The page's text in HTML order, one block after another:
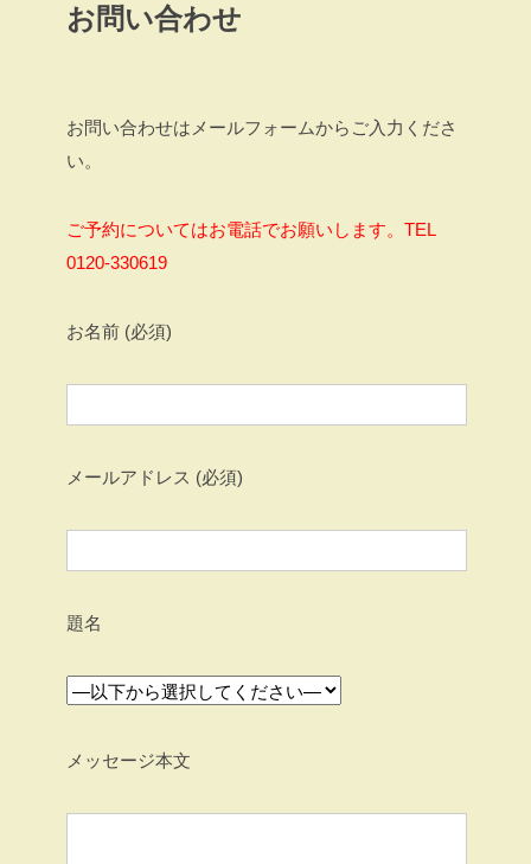
お問い合わせ
お問い合わせはメールフォームからご入力くださ
い。
ご予約についてはお電話でお願いします。TEL
0120-330619
お名前 (必須)
メールアドレス (必須)
題名
メッセージ本文